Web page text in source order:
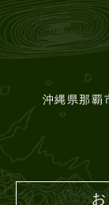
沖縄県那